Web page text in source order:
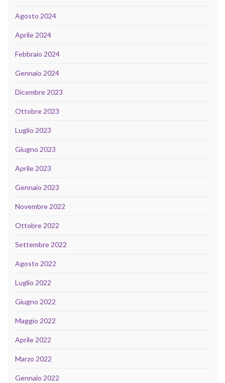
Agosto 2024
Aprile 2024
Febbraio 2024
Gennaio 2024
Dicembre 2023
Ottobre 2023
Luglio 2023
Giugno 2023
Aprile 2023
Gennaio 2023
Novembre 2022
Ottobre 2022
Settembre 2022
Agosto 2022
Luglio 2022
Giugno 2022
Maggio 2022
Aprile 2022
Marzo 2022
Gennaio 2022